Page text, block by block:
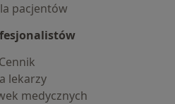
pacjentów
Cennik
lekarzy
medycznych